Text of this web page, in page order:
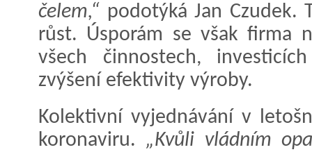
čelem,“ podotýká Jan
růst. Úsporám se však firma
všech činnostech,
zvýšení efektivity výroby.
Kolektivní vyjednávání v
koronaviru. „Kvůli vládním